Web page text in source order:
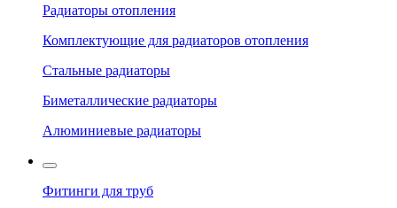
Радиаторы отопления
Комплектующие для радиаторов отопления
Стальные радиаторы
Биметаллические радиаторы
Алюминиевые радиаторы
Фитинги для труб